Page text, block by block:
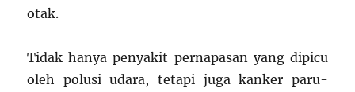
otak.
Tidak hanya penyakit pernapasan yang dipicu
oleh polusi udara, tetapi juga kanker paru-